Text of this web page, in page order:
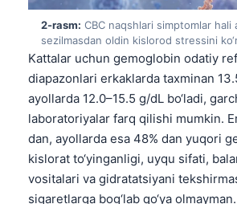
2-rasm: CBC naqshlari simptomlar hali
sezilmasdan oldin kislorod stressini
Kattalar uchun gemoglobin odatiy
diapazonlari erkaklarda taxminan
ayollarda 12.0–15.5 g/dL bo‘ladi,
laboratoriyalar farq qilishi mumkin.
dan, ayollarda esa 48% dan yuqori
kislorat to‘yinganligi, uyqu sifati,
vositalari va gidratatsiyani
sigaretlarga bog‘lab qo‘ya olmayman.